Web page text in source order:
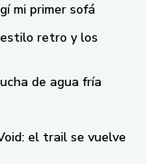
mi primer sofá
estilo retro y los
de agua fría
el trail se vuelve